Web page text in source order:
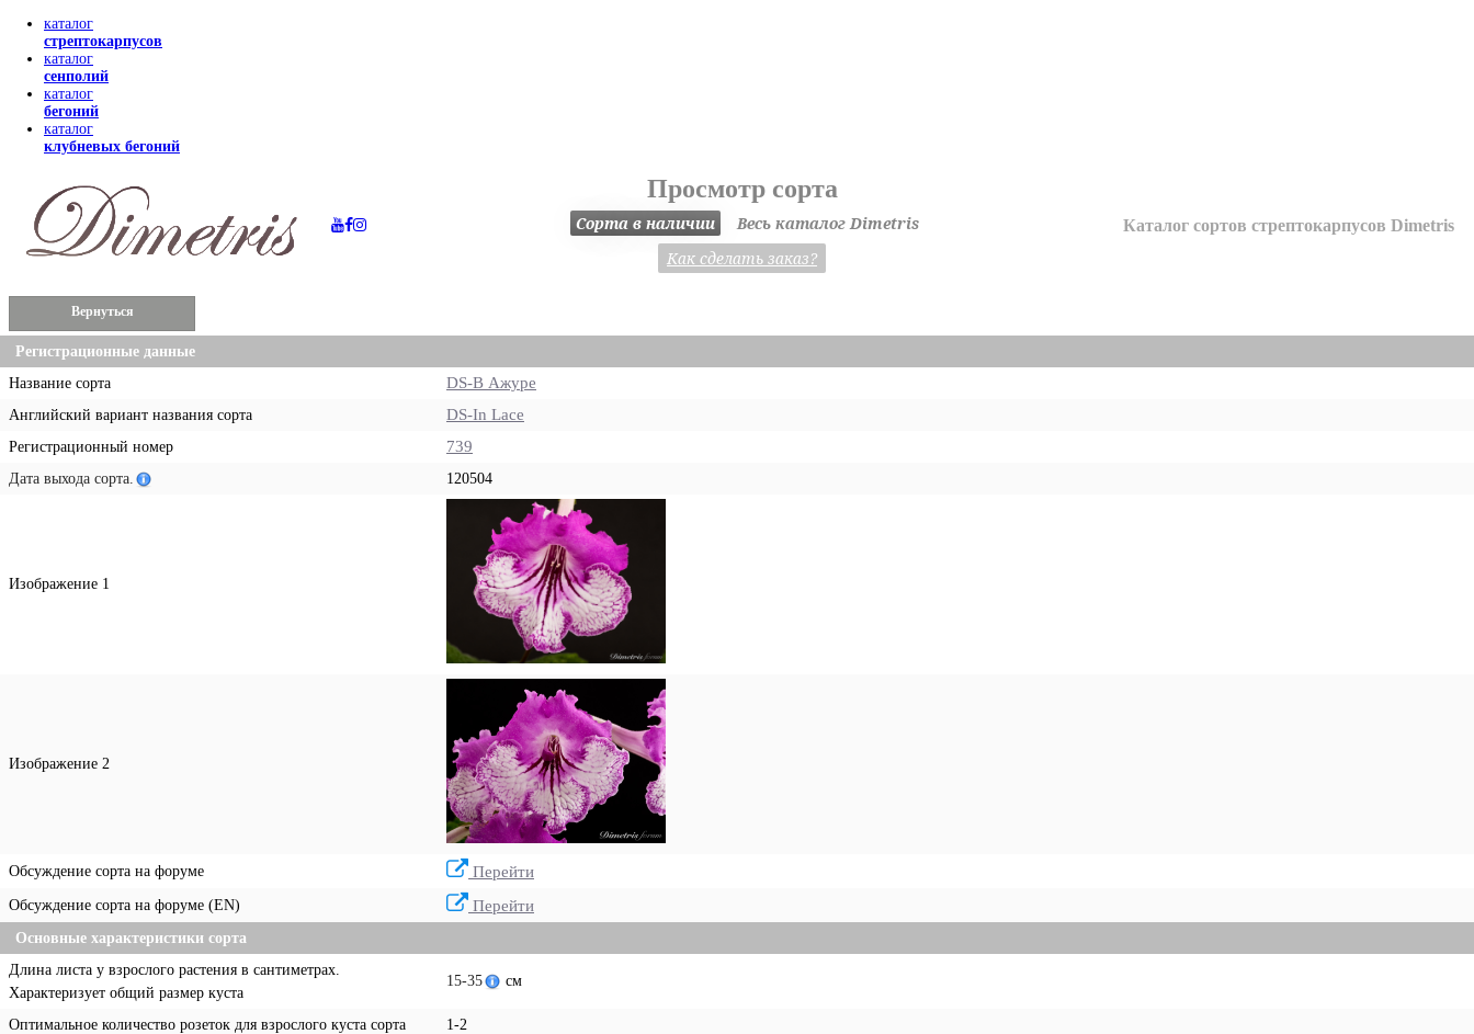
каталог
стрептокарпусов
каталог
сенполий
каталог
бегоний
каталог
клубневых бегоний
Просмотр сорта
Сорта в наличии
Весь каталог Dimetris
Как сделать заказ?
Каталог сортов стрептокарпусов Dimetris
Вернуться
Регистрационные данные
Название сорта
DS-В Ажуре
Английский вариант названия сорта DS-In Lace
Регистрационный номер 739
Дата выхода сорта. 120504
Изображение 1
Изображение 2
Обсуждение сорта на форуме Перейти
Обсуждение сорта на форуме (EN) Перейти
Основные характеристики сорта
Длина листа у взрослого растения в сантиметрах.
Характеризует общий размер куста
15-35 см
Оптимальное количество розеток для взрослого куста сорта
1-2